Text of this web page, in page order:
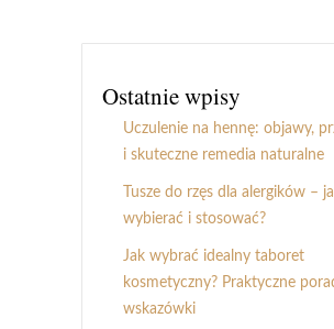
Ostatnie wpisy
Uczulenie na hennę: objawy,
i skuteczne remedia naturalne
Tusze do rzęs dla alergików –
wybierać i stosować?
Jak wybrać idealny taboret
kosmetyczny? Praktyczne
wskazówki